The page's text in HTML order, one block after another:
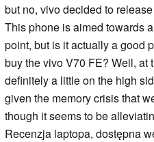
but no, vivo decided to
This phone is aimed towards
point, but is it actually a good
buy the vivo V70 FE? Well, at
definitely a little on the high
given the memory crisis that
though it seems to be
Recenzja laptopa, dostępna